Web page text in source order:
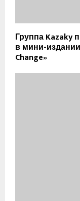
Группа Kazaky
в мини-
Change»